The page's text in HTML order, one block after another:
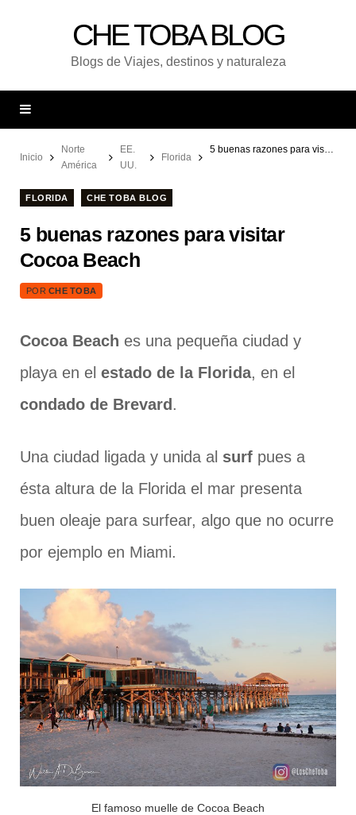
CHE TOBA BLOG
Blogs de Viajes, destinos y naturaleza
Inicio
Norte
América
EE.
UU.
Florida
5 buenas razones para visitar Cocoa Beach
FLORIDA CHE TOBA BLOG
5 buenas razones para visitar
Cocoa Beach
POR CHE TOBA
Cocoa Beach es una pequeña ciudad y
playa en el estado de la Florida, en el
condado de Brevard .
Una ciudad ligada y unida al surf pues a
ésta altura de la Florida el mar presenta
buen oleaje para surfear, algo que no ocurre
por ejemplo en Miami.
El famoso muelle de Cocoa Beach